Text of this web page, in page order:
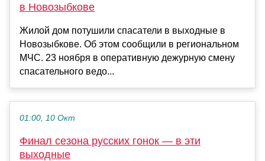
в Новозыбкове
Жилой дом потушили спасатели в выходные в
Новозыбкове. Об этом сообщили в региональном
МЧС. 23 ноября в оперативную дежурную смену
спасательного ведо...
01:00, 10 Окт
Финал сезона русских гонок — в эти
выходные